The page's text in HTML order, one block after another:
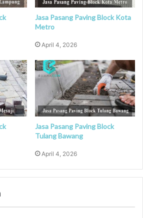
Jasa Pasang Paving Block Kota
Metro
April 4, 2026
Jasa Pasang Paving Block
Tulang Bawang
April 4, 2026